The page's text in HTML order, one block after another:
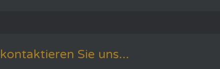
kontaktieren Sie uns...